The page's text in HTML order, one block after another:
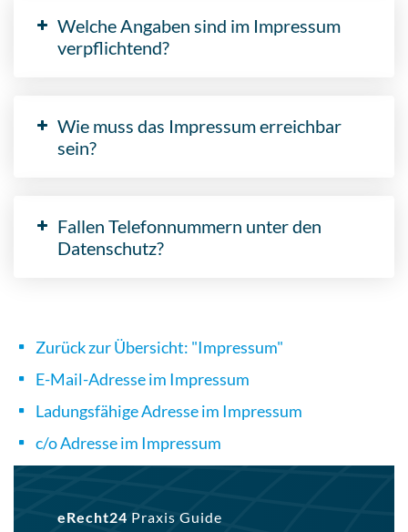
Welche Angaben sind im Impressum
verpflichtend?
Wie muss das Impressum erreichbar
sein?
Fallen Telefonnummern unter den
Datenschutz?
Zurück zur Übersicht: "Impressum"
E-Mail-Adresse im Impressum
Ladungsfähige Adresse im Impressum
c/o Adresse im Impressum
eRecht24 Praxis Guide